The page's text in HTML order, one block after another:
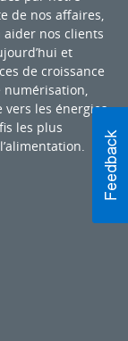
de nos affaires,
nos clients
et
de croissance
numérisation,
vers les énergies
les plus